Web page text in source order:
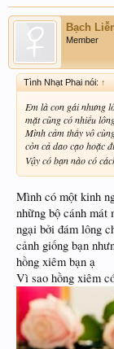
Bạch
Member
Tình Nhạt Phai nói: ↑
Em là con gái nhưng
mặt cũng có nhiều
Mình cảm thấy vô
còn cả dao cạo hoặc
Vậy có bạn nào có
Mình có một kinh
những bộ cánh mát
ngại bởi đám lông
cảnh giống bạn
hồng xiêm bạn ạ
Vì sao hồng xiêm